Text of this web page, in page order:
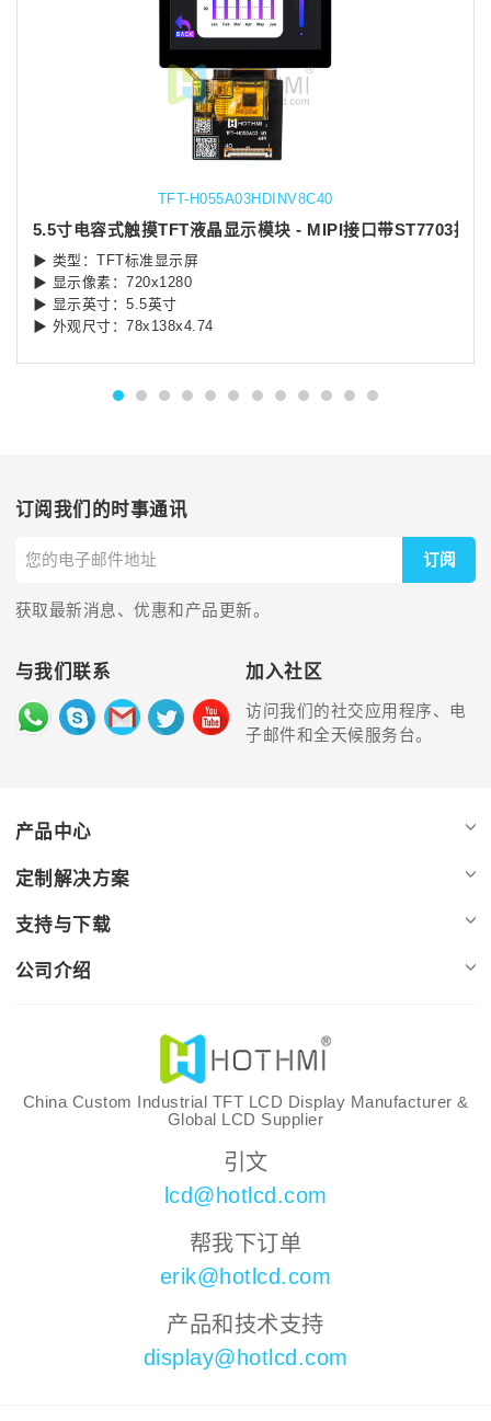
TFT-H055A03HDINV8C40
5.5寸电容式触摸TFT液晶显示模块 - MIPI接口带ST7703控制
▶ 类型：TFT标准显示屏
▶ 显示像素：720x1280
▶ 显示英寸：5.5英寸
▶ 外观尺寸：78x138x4.74
订阅我们的时事通讯
订阅
获取最新消息、优惠和产品更新。
与我们联系 加入社区
访问我们的社交应用程序、电
子邮件和全天候服务台。
产品中心
定制解决方案
支持与下载
公司介绍
China Custom Industrial TFT LCD Display Manufacturer &
Global LCD Supplier
引文
lcd@hotlcd.com
帮我下订单
erik@hotlcd.com
产品和技术支持
display@hotlcd.com